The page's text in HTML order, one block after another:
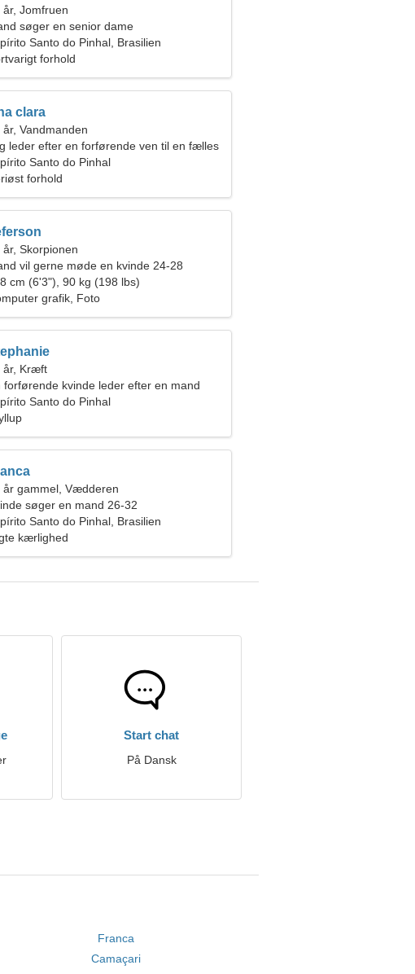
år, Jomfruen
søger en senior dame
Santo do Pinhal, Brasilien
forhold
clara
år, Vandmanden
leder efter en forførende ven til en fælles
Santo do Pinhal
forhold
år, Skorpionen
vil gerne møde en kvinde 24-28
cm (6'3"), 90 kg (198 lbs)
grafik, Foto
år, Kræft
forførende kvinde leder efter en mand
Santo do Pinhal
år gammel, Vædderen
søger en mand 26-32
Santo do Pinhal, Brasilien
kærlighed
Start chat
På Dansk
Franca
Camaçari